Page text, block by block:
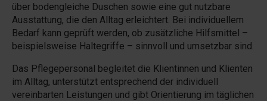
über bodengleiche Duschen sowie eine gut nutzbare
Ausstattung, die den Alltag erleichtert. Bei individuellem
Bedarf kann geprüft werden, ob zusätzliche Hilfsmittel –
beispielsweise Haltegriffe – sinnvoll und umsetzbar sind.
Das Pflegepersonal begleitet die Klientinnen und Klienten
im Alltag, unterstützt entsprechend der individuell
vereinbarten Leistungen und gibt Orientierung im täglichen